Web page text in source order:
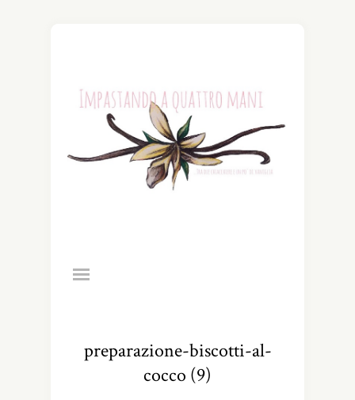
preparazione-biscotti-al-
cocco (9)